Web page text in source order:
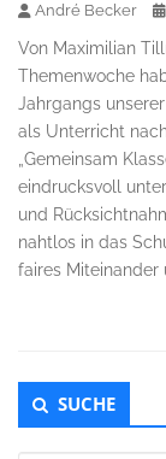
André Becker
Von Maximilian
Themenwoche
Jahrgangs
als Unterricht
„Gemeinsam
eindrucksvoll
und
nahtlos in das
faires Miteinander
SUCHE